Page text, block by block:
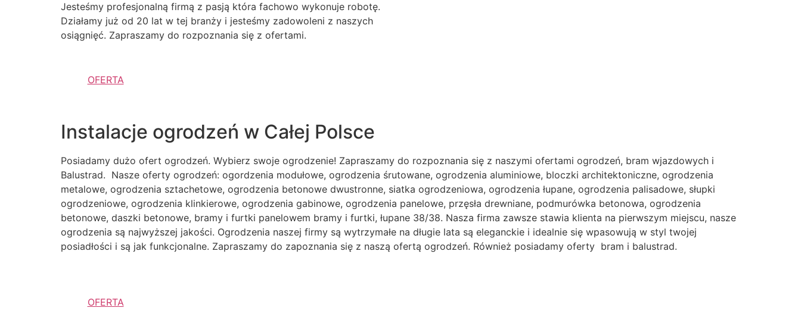
Jesteśmy profesjonalną firmą z pasją która fachowo wykonuje robotę.
Działamy już od 20 lat w tej branży i jesteśmy zadowoleni z naszych
osiągnięć. Zapraszamy do rozpoznania się z ofertami.
OFERTA
Instalacje ogrodzeń w Całej Polsce
Posiadamy dużo ofert ogrodzeń. Wybierz swoje ogrodzenie! Zapraszamy do rozpoznania się z naszymi ofertami ogrodzeń, bram wjazdowych i
Balustrad. Nasze oferty ogrodzeń: ogordzenia modułowe, ogrodzenia śrutowane, ogrodzenia aluminiowe, bloczki architektoniczne, ogrodzenia
metalowe, ogrodzenia sztachetowe, ogrodzenia betonowe dwustronne, siatka ogrodzeniowa, ogrodzenia łupane, ogrodzenia palisadowe, słupki
ogrodzeniowe, ogrodzenia klinkierowe, ogrodzenia gabinowe, ogrodzenia panelowe, przęsła drewniane, podmurówka betonowa, ogrodzenia
betonowe, daszki betonowe, bramy i furtki panelowem bramy i furtki, łupane 38/38. Nasza firma zawsze stawia klienta na pierwszym miejscu, nasze
ogrodzenia są najwyższej jakości. Ogrodzenia naszej firmy są wytrzymałe na długie lata są eleganckie i idealnie się wpasowują w styl twojej
posiadłości i są jak funkcjonalne. Zapraszamy do zapoznania się z naszą ofertą ogrodzeń. Również posiadamy oferty bram i balustrad.
OFERTA